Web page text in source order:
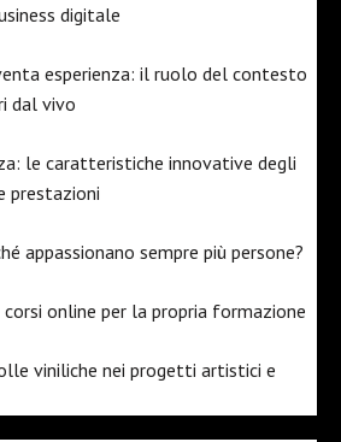
digitale
esperienza: il ruolo del contesto
dal vivo
le caratteristiche innovative degli
prestazioni
appassionano sempre più persone?
online per la propria formazione
viniliche nei progetti artistici e